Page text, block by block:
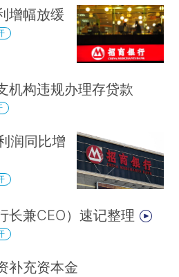
增幅放缓
机构违规办理存贷款
润同比增
长兼CEO）速记整理
补充资本金